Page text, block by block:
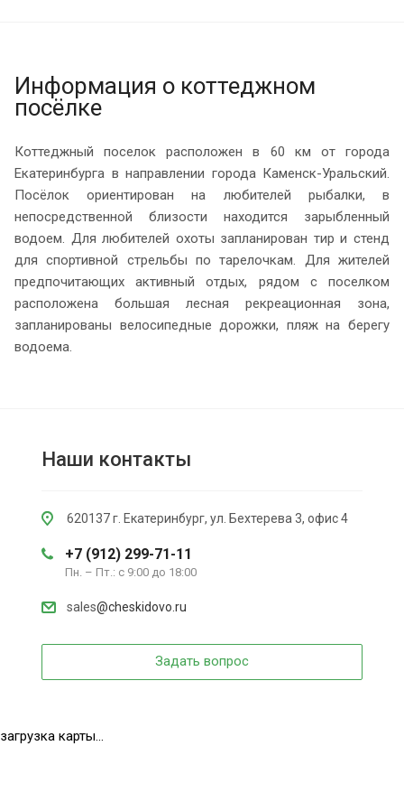
Информация о коттеджном
посёлке
Коттеджный поселок расположен в 60 км от города
Екатеринбурга в направлении города Каменск-Уральский.
Посёлок ориентирован на любителей рыбалки, в
непосредственной близости находится зарыбленный
водоем. Для любителей охоты запланирован тир и стенд
для спортивной стрельбы по тарелочкам. Для жителей
предпочитающих активный отдых, рядом с поселком
расположена большая лесная рекреационная зона,
запланированы велосипедные дорожки, пляж на берегу
водоема.
Наши контакты
620137 г. Екатеринбург, ул. Бехтерева 3, офис 4
+7 (912) 299-71-11
Пн. – Пт.: с 9:00 до 18:00
sales@cheskidovo.ru
Задать вопрос
загрузка карты...